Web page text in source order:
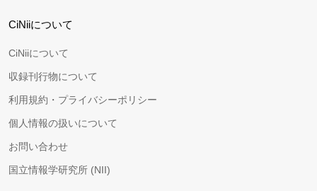
CiNiiについて
CiNiiについて
収録刊行物について
利用規約・プライバシーポリシー
個人情報の扱いについて
お問い合わせ
国立情報学研究所 (NII)